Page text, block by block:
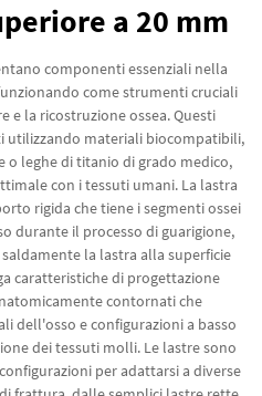
a 20 mm
componenti essenziali nella
come strumenti cruciali
e la ricostruzione ossea. Questi
utilizzando materiali biocompatibili,
o leghe di titanio di grado medico,
con i tessuti umani. La lastra
rigida che tiene i segmenti ossei
durante il processo di guarigione,
la lastra alla superficie
caratteristiche di progettazione
contornati che
dell'osso e configurazioni a basso
dei tessuti molli. Le lastre sono
per adattarsi a diverse